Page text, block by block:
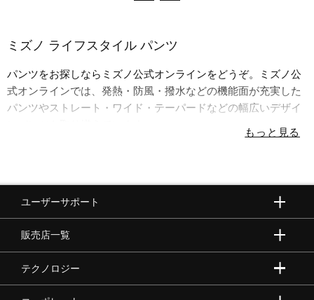
ミズノ ライフスタイル パンツ
パンツをお探しならミズノ公式オンラインをどうぞ。ミズノ公
式オンラインでは、発熱・防風・撥水などの機能面が充実した
パンツやストレート・ワイド・テーパードなどの幅広いデザイ
ユーザーサポート
販売店一覧
テクノロジー